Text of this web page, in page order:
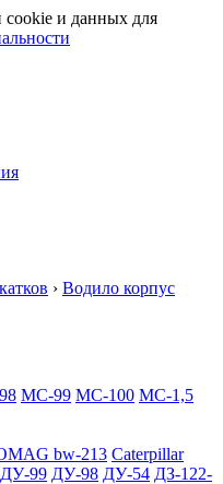
cookie и данных для
› Водило корпус
МС-99 МС-100 МС-1,5
bw-213 Caterpillar
ДУ-99 ДУ-98 ДУ-54 ДЗ-122-